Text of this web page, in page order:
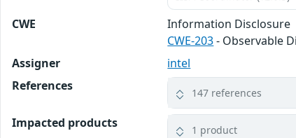
CWE
Information Disclosure
CWE-203- Observable
Assigner
intel
References
147 references
Impacted products 1 product